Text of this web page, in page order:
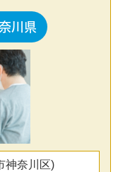
川県
神奈川区)